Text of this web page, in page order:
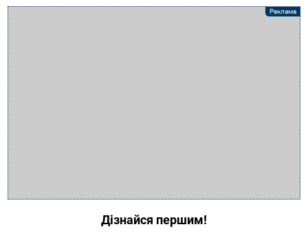
Дізнайся першим!